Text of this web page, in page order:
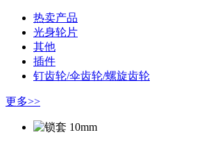
热卖产品
光身轮片
其他
插件
钉齿轮/伞齿轮/螺旋齿轮
更多>>